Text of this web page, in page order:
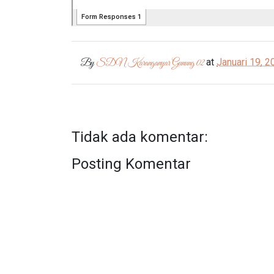
BySDN Karanganyar Gunung 02at Januari 19,
Tidak ada komentar:
Posting Komentar